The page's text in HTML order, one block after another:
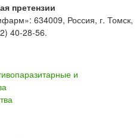
претензии
634009, Россия, г. Томск,
40-28-56.
и